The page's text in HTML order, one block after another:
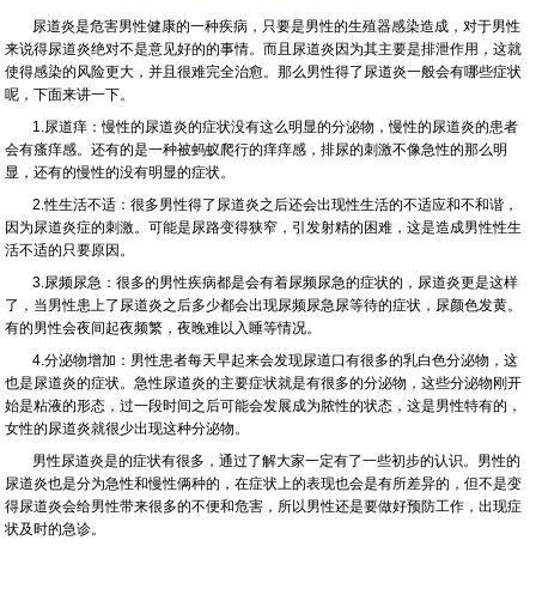
尿道炎是危害男性健康的一种疾病，只要是男性的生殖器感染造成，对于男性
来说得尿道炎绝对不是意见好的的事情。而且尿道炎因为其主要是排泄作用，这就
使得感染的风险更大，并且很难完全治愈。那么男性得了尿道炎一般会有哪些症状
呢，下面来讲一下。
1.尿道痒：慢性的尿道炎的症状没有这么明显的分泌物，慢性的尿道炎的患者
会有瘙痒感。还有的是一种被蚂蚁爬行的痒痒感，排尿的刺激不像急性的那么明
显，还有的慢性的没有明显的症状。
2.性生活不适：很多男性得了尿道炎之后还会出现性生活的不适应和不和谐，
因为尿道炎症的刺激。可能是尿路变得狭窄，引发射精的困难，这是造成男性性生
活不适的只要原因。
3.尿频尿急：很多的男性疾病都是会有着尿频尿急的症状的，尿道炎更是这样
了，当男性患上了尿道炎之后多少都会出现尿频尿急尿等待的症状，尿颜色发黄。
有的男性会夜间起夜频繁，夜晚难以入睡等情况。
4.分泌物增加：男性患者每天早起来会发现尿道口有很多的乳白色分泌物，这
也是尿道炎的症状。急性尿道炎的主要症状就是有很多的分泌物，这些分泌物刚开
始是粘液的形态，过一段时间之后可能会发展成为脓性的状态，这是男性特有的，
女性的尿道炎就很少出现这种分泌物。
男性尿道炎是的症状有很多，通过了解大家一定有了一些初步的认识。男性的
尿道炎也是分为急性和慢性俩种的，在症状上的表现也会是有所差异的，但不是变
得尿道炎会给男性带来很多的不便和危害，所以男性还是要做好预防工作，出现症
状及时的急诊。